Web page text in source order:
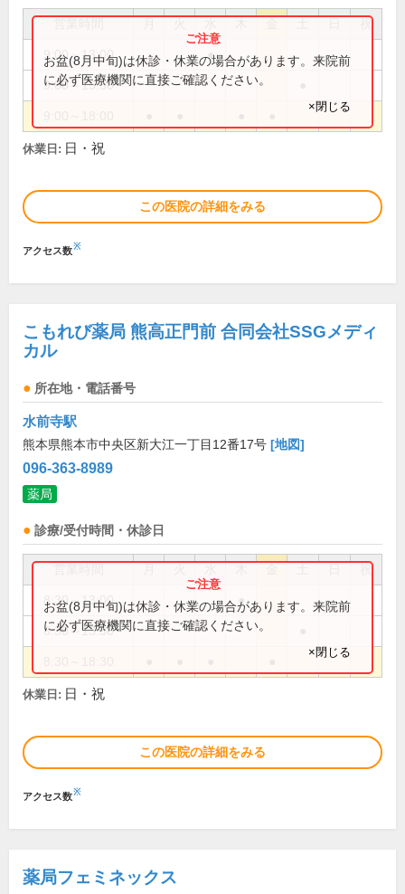
祝
9:00～13:00 ●
9:00～15:30
お盆(8月中旬)は休診・休業の場合があります。来院前
に必ず医療機関に直接ご確認ください。
×閉じる
休業日: 日・祝
この医院の詳細をみる
アクセス数※
こもれび薬局 熊高正門前 合同会社SSGメディ
カル
所在地・電話番号
水前寺駅
熊本県熊本市中央区新大江一丁目12番17号 [地図]
096-363-8989
薬局
診療/受付時間・休診日
祝
8:30～13:00 ●
8:30～13:30
お盆(8月中旬)は休診・休業の場合があります。来院前
に必ず医療機関に直接ご確認ください。
×閉じる
休業日: 日・祝
この医院の詳細をみる
アクセス数※
薬局フェミネックス